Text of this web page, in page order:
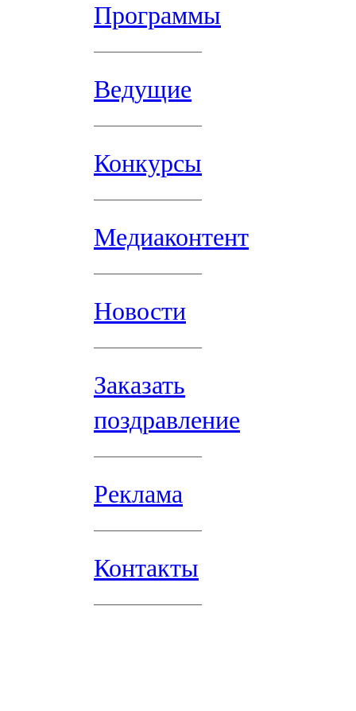
Программы
Ведущие
Конкурсы
Медиаконтент
Новости
Заказать
поздравление
Реклама
Контакты